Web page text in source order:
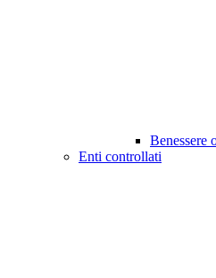
Benessere
Enti controllati